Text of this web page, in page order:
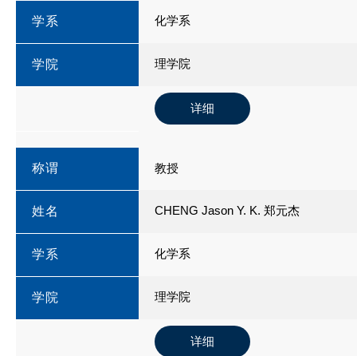
学系 化学系
学院 理学院
详细
称谓 教授
姓名 CHENG Jason Y. K. 郑元杰
学系 化学系
学院 理学院
详细